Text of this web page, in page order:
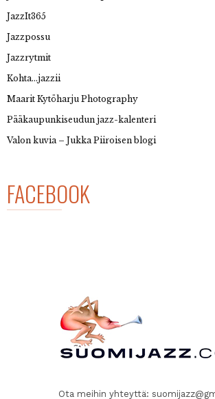
JazzIt365
Jazzpossu
Jazzrytmit
Kohta…jazzii
Maarit Kytöharju Photography
Pääkaupunkiseudun jazz-kalenteri
Valon kuvia – Jukka Piiroisen blogi
FACEBOOK
Ota meihin yhteyttä: